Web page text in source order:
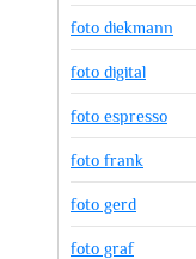
foto diekmann
foto digital
foto espresso
foto frank
foto gerd
foto graf